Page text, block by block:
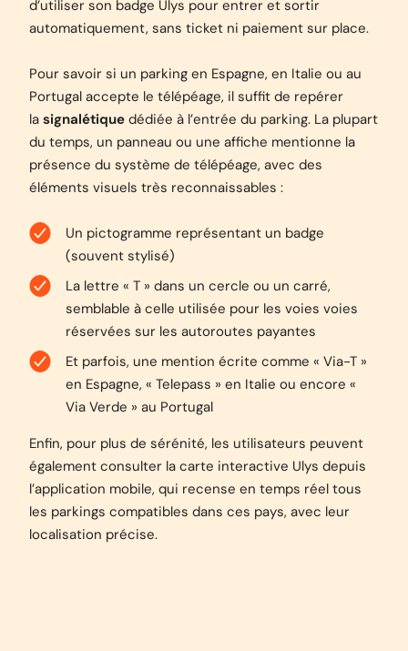
d’utiliser son badge Ulys pour entrer et sortir
automatiquement, sans ticket ni paiement sur place.
Pour savoir si un parking en Espagne, en Italie ou au
Portugal accepte le télépéage, il suffit de repérer
la signalétique dédiée à l’entrée du parking. La plupart
du temps, un panneau ou une affiche mentionne la
présence du système de télépéage, avec des
éléments visuels très reconnaissables :
Un pictogramme représentant un badge
(souvent stylisé)
La lettre « T » dans un cercle ou un carré,
semblable à celle utilisée pour les voies voies
réservées sur les autoroutes payantes
Et parfois, une mention écrite comme « Via-T »
en Espagne, « Telepass » en Italie ou encore «
Via Verde » au Portugal
Enfin, pour plus de sérénité, les utilisateurs peuvent
également consulter la carte interactive Ulys depuis
l’application mobile, qui recense en temps réel tous
les parkings compatibles dans ces pays, avec leur
localisation précise.